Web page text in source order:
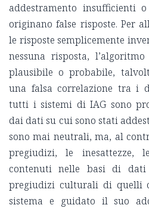
addestramento insufficienti
originano false risposte. Per
le risposte semplicemente
nessuna risposta,
plausibile o probabile,
una falsa correlazione tra i
tutti i sistemi di IAG sono
dai dati su cui sono stati
sono mai neutrali, ma, al
pregiudizi, le
contenuti nelle basi di
pregiudizi culturali di quelli
sistema e guidato il suo